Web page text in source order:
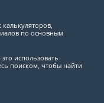
по основным
использовать
поиском, чтобы найти